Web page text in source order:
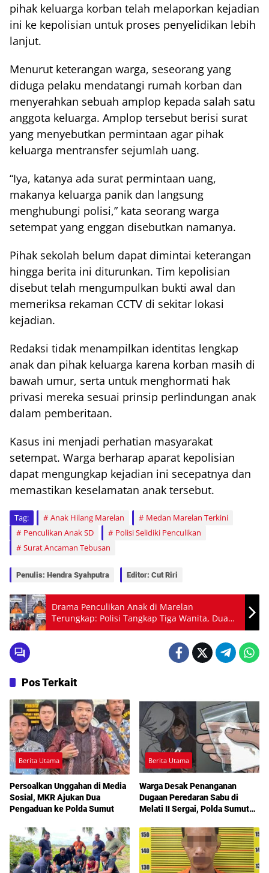
pihak keluarga korban telah melaporkan kejadian
ini ke kepolisian untuk proses penyelidikan lebih
lanjut.
Menurut keterangan warga, seseorang yang
diduga pelaku mendatangi rumah korban dan
menyerahkan sebuah amplop kepada salah satu
anggota keluarga. Amplop tersebut berisi surat
yang menyebutkan permintaan agar pihak
keluarga mentransfer sejumlah uang.
“Iya, katanya ada surat permintaan uang,
makanya keluarga panik dan langsung
menghubungi polisi,” kata seorang warga
setempat yang enggan disebutkan namanya.
Pihak sekolah belum dapat dimintai keterangan
hingga berita ini diturunkan. Tim kepolisian
disebut telah mengumpulkan bukti awal dan
memeriksa rekaman CCTV di sekitar lokasi
kejadian.
Redaksi tidak menampilkan identitas lengkap
anak dan pihak keluarga karena korban masih di
bawah umur, serta untuk menghormati hak
privasi mereka sesuai prinsip perlindungan anak
dalam pemberitaan.
Kasus ini menjadi perhatian masyarakat
setempat. Warga berharap aparat kepolisian
dapat mengungkap kejadian ini secepatnya dan
memastikan keselamatan anak tersebut.
Tag: Anak Hilang Marelan
Medan Marelan Terkini
Penculikan Anak SD
Polisi Selidiki Penculikan
Surat Ancaman Tebusan
Penulis: Hendra Syahputra Editor: Cut Riri
Drama Penculikan Anak di Marelan
Terungkap: Polisi Tangkap Tiga Wanita, Dua
Positif Narkoba
Pos Terkait
Berita Utama
Persoalkan Unggahan di Media
Sosial, MKR Ajukan Dua
Pengaduan ke Polda Sumut
Berita Utama
Warga Desak Penanganan
Dugaan Peredaran Sabu di
Melati II Sergai, Polda Sumut